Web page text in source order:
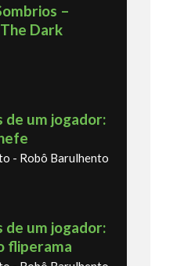
–
Dark
de um jogador:
- Robô Barulhento
de um jogador:
fliperama